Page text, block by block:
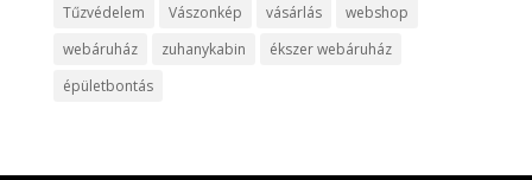
Tűzvédelem
Vászonkép vásárlás
webshop
webáruház
zuhanykabin
ékszer webáruház
épületbontás